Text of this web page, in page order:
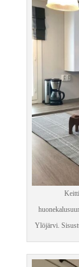
Ylöjärvi.